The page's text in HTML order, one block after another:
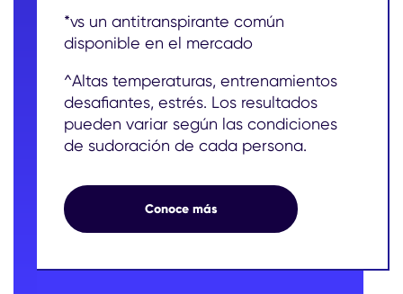
*vs un antitranspirante común
disponible en el mercado
^Altas temperaturas, entrenamientos
desafiantes, estrés. Los resultados
pueden variar según las condiciones
de sudoración de cada persona.
Conoce más3X* MÁS PROTECCIÓN